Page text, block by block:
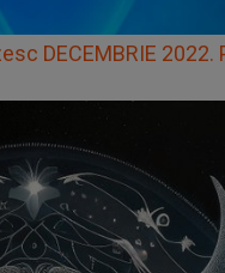
DECEMBRIE